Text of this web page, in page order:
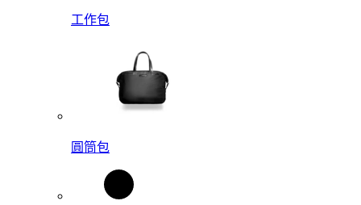
工作包
圓筒包